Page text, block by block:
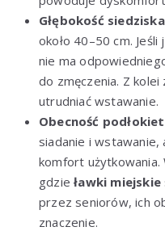
Głębokość siedziska
około 40–50 cm.
nie ma
do zmęczenia. Z
utrudniać wstawanie.
Obecność
siadanie i
komfort użytkowania.
gdzieławki miejskie
przez seniorów, ich
znaczenie.